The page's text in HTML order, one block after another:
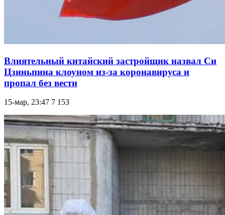
Влиятельный китайский застройщик назвал Си
Цзиньпина клоуном из-за коронавируса и
пропал без вести
15-мар, 23:47 7 153